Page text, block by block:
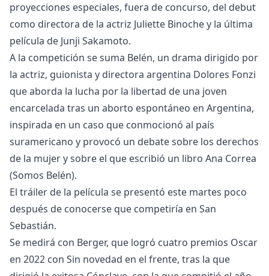
proyecciones especiales, fuera de concurso, del debut
como directora de la actriz Juliette Binoche y la última
película de Junji Sakamoto.
A la competición se suma Belén, un drama dirigido por
la actriz, guionista y directora argentina Dolores Fonzi
que aborda la lucha por la libertad de una joven
encarcelada tras un aborto espontáneo en Argentina,
inspirada en un caso que conmocionó al país
suramericano y provocó un debate sobre los derechos
de la mujer y sobre el que escribió un libro Ana Correa
(Somos Belén).
El tráiler de la película se presentó este martes poco
después de conocerse que competiría en San
Sebastián.
Se medirá con Berger, que logró cuatro premios Oscar
en 2022 con Sin novedad en el frente, tras la que